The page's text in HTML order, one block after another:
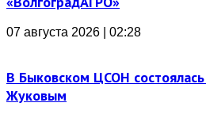
07 августа 2026 | 02:28
В Быковском ЦСОН
Жуковым